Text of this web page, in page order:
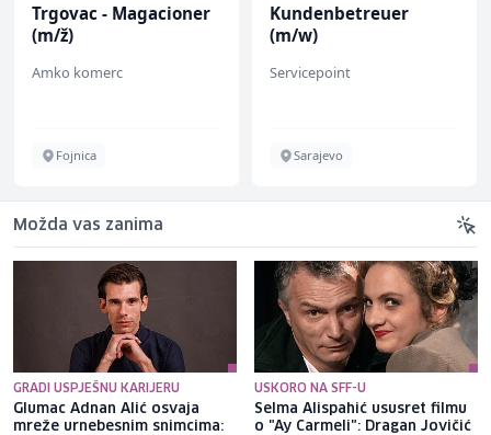
Trgovac - Magacioner
(m/ž)
Amko komerc
Fojnica
Kundenbetreuer
(m/w)
Servicepoint
Sarajevo
Možda vas zanima
GRADI USPJEŠNU KARIJERU
Glumac Adnan Alić osvaja
mreže urnebesnim snimcima:
USKORO NA SFF-U
Selma Alispahić ususret filmu
o "Ay Carmeli": Dragan Jovičić